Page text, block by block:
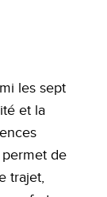
les sept
et la
de
trajet,